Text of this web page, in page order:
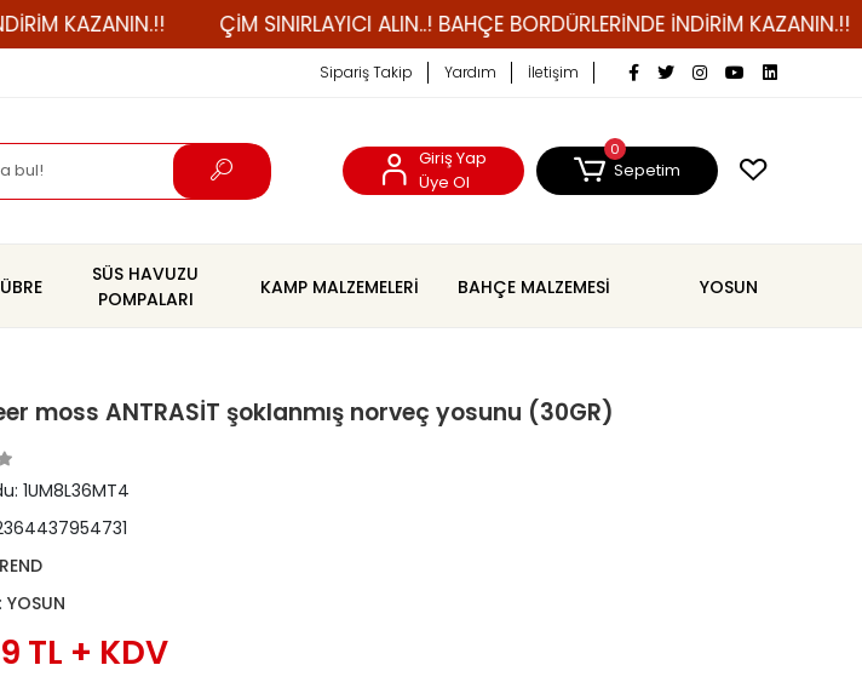
ÇİM SINIRLAYICI ALIN..! BAHÇE BORDÜRLERİNDE İNDİRİM KAZANIN.!!
Sipariş Takip Yardım İletişim
Giriş Yap
Üye Ol
0
Sepetim
SÜS HAVUZU
POMPALARI
KAMP MALZEMELERİ BAHÇE MALZEMESİ YOSUN
moss ANTRASİT şoklanmış norveç yosunu (30GR)
1UM8L36MT4
YOSUN
TL + KDV